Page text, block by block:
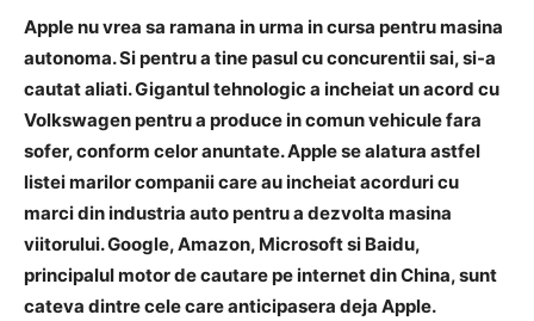
Apple nu vrea sa ramana in urma in cursa pentru masina
autonoma. Si pentru a tine pasul cu concurentii sai, si-a
cautat aliati. Gigantul tehnologic a incheiat un acord cu
Volkswagen pentru a produce in comun vehicule fara
sofer, conform celor anuntate. Apple se alatura astfel
listei marilor companii care au incheiat acorduri cu
marci din industria auto pentru a dezvolta masina
viitorului. Google, Amazon, Microsoft si Baidu,
principalul motor de cautare pe internet din China, sunt
cateva dintre cele care anticipasera deja Apple.